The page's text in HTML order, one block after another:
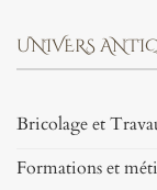
UNIVERS
Bricolage et
Formations et